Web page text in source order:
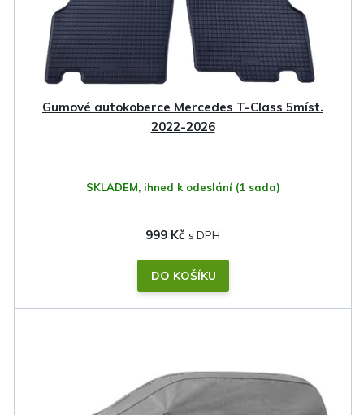
Gumové autokoberce Mercedes T-Class 5míst.
2022-2026
SKLADEM, ihned k odeslání (1 sada)
999 Kč
DO KOŠÍKU